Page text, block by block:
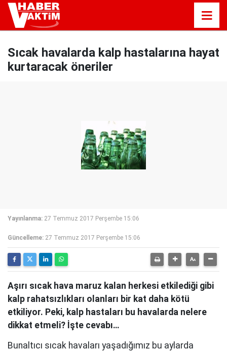
Sıcak havalarda kalp hastalarına hayat
kurtaracak öneriler
Yayınlanma: 27 Temmuz 2017 Perşembe 15:06
Güncelleme: 27 Temmuz 2017 Perşembe 15:06
Aşırı sıcak hava maruz kalan herkesi etkilediği gibi
kalp rahatsızlıkları olanları bir kat daha kötü
etkiliyor. Peki, kalp hastaları bu havalarda nelere
dikkat etmeli? İşte cevabı…
Bunaltıcı sıcak havaları yaşadığımız bu aylarda